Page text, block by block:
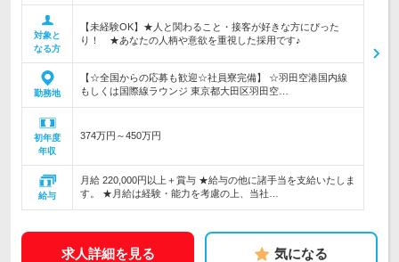
対象と
なる方
【未経験OK】★人と関わること・接客が好きな方にぴった
り！ ★あなたの人柄や意欲を重視した採用です♪
勤務地
【☆全国からの応募も歓迎☆社員寮完備】 ☆羽田空港国内線
もしくは国際線ラウンジ 東京都大田区羽田空…
初年度
年収
374万円～450万円
給与
月給 220,000円以上＋賞与 ★給与の他に諸手当を支給いたしま
す。 ★月給は経験・能力を考慮の上、当社…
求人詳細を見る 気になる